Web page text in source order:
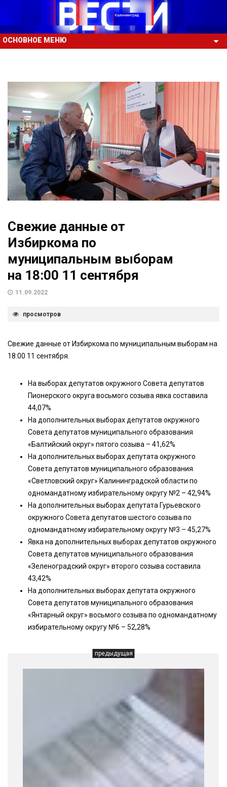
ОСНОВНОЕ МЕНЮ
Свежие данные от
Избиркома по
муниципальным выборам
на 18:00 11 сентября
11.09.2022
просмотров
Свежие данные от Избиркома по муниципальным выборам на
18:00 11 сентября.
На выборах депутатов окружного Совета депутатов
Пионерского округа восьмого созыва явка составила
44,07%
На дополнительных выборах депутатов окружного
Совета депутатов муниципального образования
«Балтийский округ» пятого созыва – 41,62%
На дополнительных выборах депутата окружного
Совета депутатов муниципального образования
«Светловский округ» Калининградской области по
одномандатному избирательному округу №2 – 42,94%
На дополнительных выборах депутата Гурьевского
окружного Совета депутатов шестого созыва по
одномандатному избирательному округу №3 – 45,27%
Явка на дополнительных выборах депутатов окружного
Совета депутатов муниципального образования
«Зеленоградский округ» второго созыва составила
43,42%
На дополнительных выборах депутата окружного
Совета депутатов муниципального образования
«Янтарный округ» восьмого созыва по одномандатному
избирательному округу №6 – 52,28%
предыдущая